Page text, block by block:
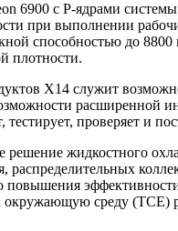
6900 с P-ядрами
при выполнении
способностью до
плотности.
X14 служит
расширенной
тестирует, проверяет и
решение жидкостного
распределительных
окружающую среду (TCE)